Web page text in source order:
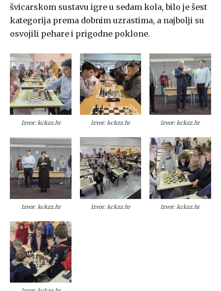
švicarskom sustavu igre u sedam kola, bilo je šest
kategorija prema dobnim uzrastima, a najbolji su
osvojili pehare i prigodne poklone.
Izvor: kckzz.hr Izvor: kckzz.hr Izvor: kckzz.hr
Izvor: kckzz.hr Izvor: kckzz.hr Izvor: kckzz.hr